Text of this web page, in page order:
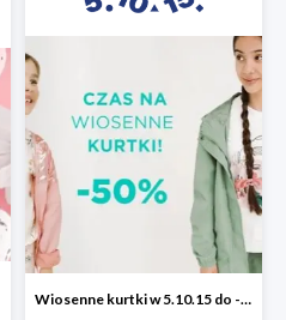
Wiosenne kurtki w 5.10.15 do -50%